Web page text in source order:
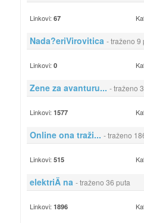
Linkovi: 67
Nada?eriVirovitica - traženo 9
Linkovi: 0
Zene za avanturu... - traženo
Linkovi: 1577
Online ona traži... - traženo
Linkovi: 515
elektriÄ na - traženo 36 puta
Linkovi: 1896